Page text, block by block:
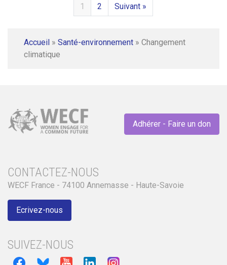
1 2 Suivant »
Accueil » Santé-environnement » Changement
climatique
Adhérer - Faire un don
CONTACTEZ-NOUS
WECF France - 74100 Annemasse - Haute-Savoie
Ecrivez-nous
SUIVEZ-NOUS